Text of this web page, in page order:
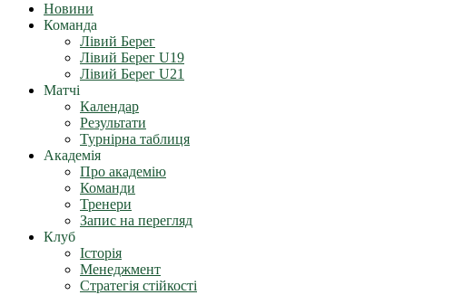
Новини
Команда
Лівий Берег
Лівий Берег U19
Лівий Берег U21
Матчі
Календар
Результати
Турнірна таблиця
Академія
Про академію
Команди
Тренери
Запис на перегляд
Клуб
Історія
Менеджмент
Стратегія стійкості